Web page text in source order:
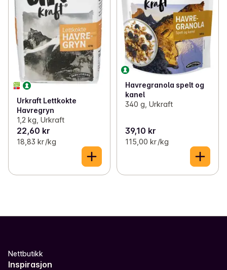
Urkraft Lettkokte
Havregryn
1,2 kg, Urkraft
22,60 kr
18,83 kr /kg
Havregranola spelt og
kanel
340 g, Urkraft
39,10 kr
115,00 kr /kg
Nettbutikk
Inspirasjon